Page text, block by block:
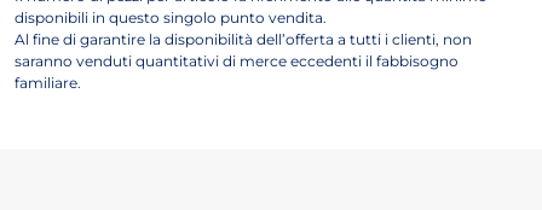
disponibili in questo singolo punto vendita.
Al fine di garantire la disponibilità dell’offerta a tutti i clienti, non
saranno venduti quantitativi di merce eccedenti il fabbisogno
familiare.